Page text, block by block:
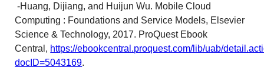
-Huang, Dijiang, and Huijun Wu. Mobile Cloud
Computing : Foundations and Service Models, Elsevier
Science & Technology, 2017. ProQuest Ebook
Central, https://ebookcentral.proquest.com/lib/uab/
docID=5043169.